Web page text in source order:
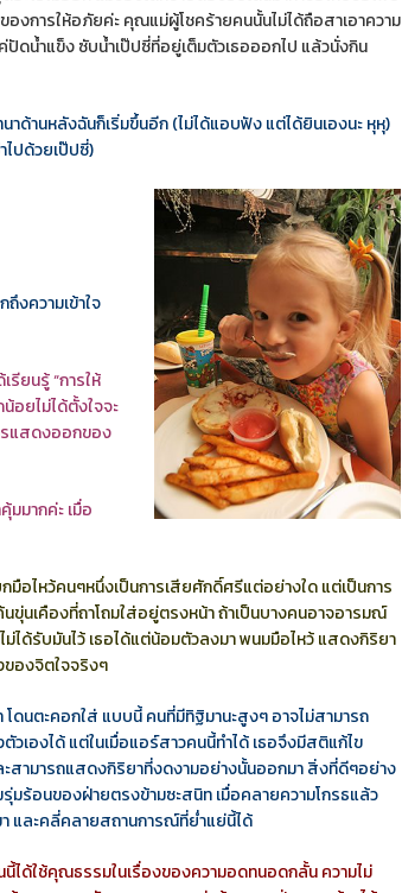
งการให้อภัยค่ะ คุณแม่ผู้โชคร้ายคนนั้นไม่ได้ถือสาเอาความ
ดน้ำแข็ง ซับน้ำเป๊ปซี่ที่อยู่เต็มตัวเธอออกไป แล้วนั่งกิน
ด้านหลังฉันก็เริ่มขึ้นอีก (ไม่ได้แอบฟัง แต่ได้ยินเองนะ หุหุ)
ปด้วยเป๊ปซี่)
งความเข้าใจ
ยนรู้ “การให้
อยไม่ได้ตั้งใจจะ
รแสดงออกของ
มมากค่ะ เมื่อ
อไหว้คนๆหนึ่งเป็นการเสียศักดิ์ศรีแต่อย่างใด แต่เป็นการ
นเคืองที่ถาโถมใส่อยู่ตรงหน้า ถ้าเป็นบางคนอาจอารมณ์
ม่ได้รับมันไว้ เธอได้แต่น้อมตัวลงมา พนมมือไหว้ แสดงกิริยา
ของจิตใจจริงๆ
ดนตะคอกใส่ แบบนี้ คนที่มีทิฐิมานะสูงๆ อาจไม่สามารถ
เองได้ แต่ในเมื่อแอร์สาวคนนี้ทำได้ เธอจึงมีสติแก้ไข
สามารถแสดงกิริยาที่งดงามอย่างนั้นออกมา สิ่งที่ดีๆอย่าง
รุ่มร้อนของฝ่ายตรงข้ามซะสนิท เมื่อคลายความโกรธแล้ว
และคลี่คลายสถานการณ์ที่ย่ำแย่นี้ได้
ได้ใช้คุณธรรมในเรื่องของความอดทนอดกลั้น ความไม่